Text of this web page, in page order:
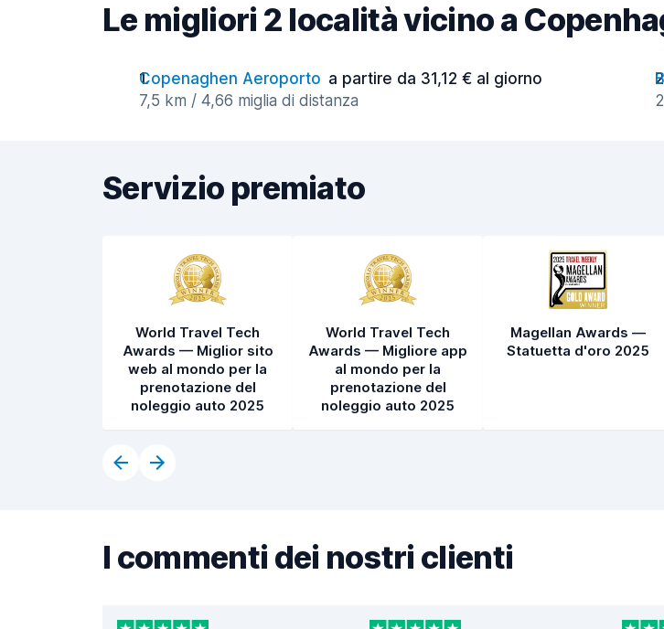
Le migliori 2 località vicino a
Copenaghen Aeroporto a partire da 31,12 € al giorno
7,5 km / 4,66 miglia di distanza
Servizio premiato
World Travel Tech
Awards — Miglior sito
web al mondo per la
prenotazione del
noleggio auto 2025
World Travel Tech
Awards — Migliore app
al mondo per la
prenotazione del
noleggio auto 2025
Magellan Awards —
Statuetta d'oro 2025
I commenti dei nostri clienti